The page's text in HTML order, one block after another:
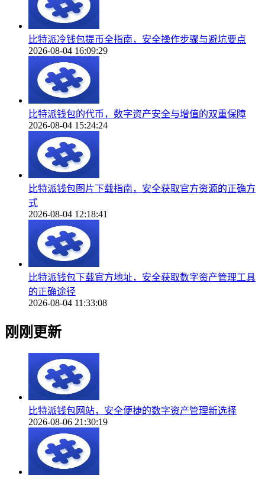
比特派冷钱包提币全指南，安全操作步骤与避坑要点
2026-08-04 16:09:29
比特派钱包的代币，数字资产安全与增值的双重保障
2026-08-04 15:24:24
比特派钱包图片下载指南，安全获取官方资源的正确方
式
2026-08-04 12:18:41
比特派钱包下载官方地址，安全获取数字资产管理工具
的正确途径
2026-08-04 11:33:08
刚刚更新
比特派钱包网站，安全便捷的数字资产管理新选择
2026-08-06 21:30:19